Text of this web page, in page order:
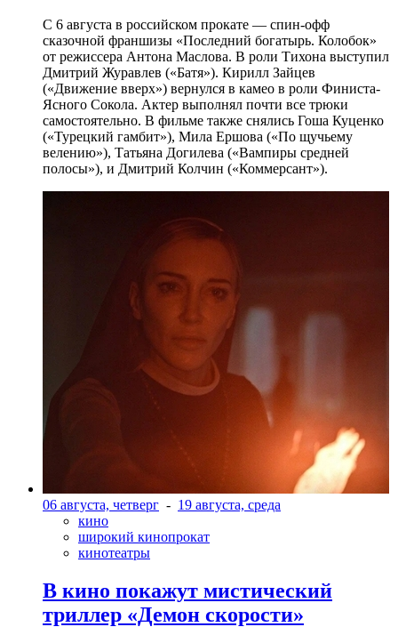
С 6 августа в российском прокате — спин-офф
сказочной франшизы «Последний богатырь. Колобок»
от режиссера Антона Маслова. В роли Тихона выступил
Дмитрий Журавлев («Батя»). Кирилл Зайцев
(«Движение вверх») вернулся в камео в роли Финиста-
Ясного Сокола. Актер выполнял почти все трюки
самостоятельно. В фильме также снялись Гоша Куценко
(«Турецкий гамбит»), Мила Ершова («По щучьему
велению»), Татьяна Догилева («Вампиры средней
полосы»), и Дмитрий Колчин («Коммерсант»).
06 августа, четверг - 19 августа, среда
кино
широкий кинопрокат
кинотеатры
В кино покажут мистический
триллер «Демон скорости»